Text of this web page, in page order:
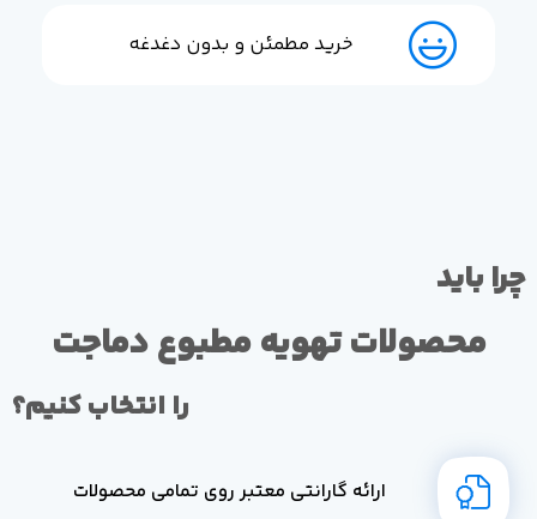
خرید مطمئن و بدون دغدغه
چرا باید
محصولات تهویه مطبوع دماجت
را انتخاب کنیم؟
ارائه گارانتی معتبر روی تمامی محصولات